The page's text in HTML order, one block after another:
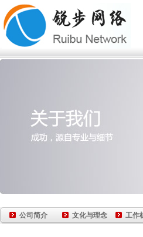
公司简介 文化与理念 工作